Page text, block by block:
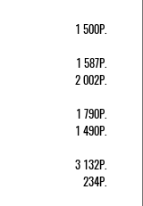
1 500Р.
1 587Р.
2 002Р.
1 790Р.
1 490Р.
3 132Р.
234Р.